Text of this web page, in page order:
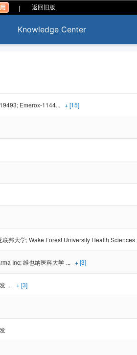
| 返回旧版
Knowledge Center
Emerox-1144... + [15]
联邦大学;Wake Forest University Health Sciences
Inc;维也纳医科大学 ... + [3]
... + [3]